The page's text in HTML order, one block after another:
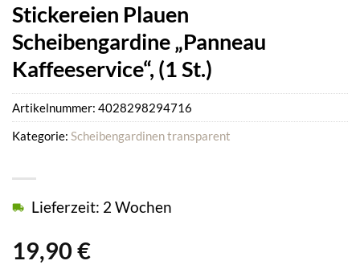
Stickereien Plauen
Scheibengardine „Panneau
Kaffeeservice“, (1 St.)
19,90 €
Lieferzeit: 2 Wochen
Artikelnummer: 4028298294716
Kategorie: Scheibengardinen transparent